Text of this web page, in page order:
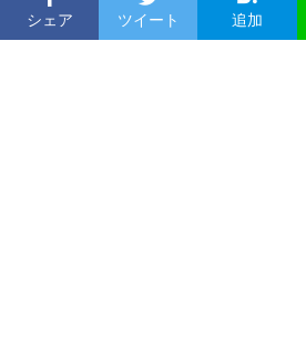
シェア ツイート 追加